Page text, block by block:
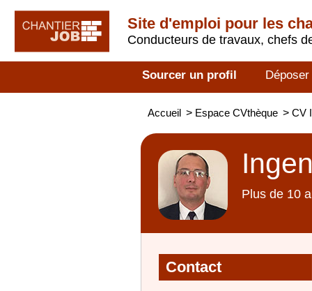
Site d'emploi pour les
Conducteurs de travaux, chefs
Sourcer un profil
Accueil > Espace CVthèque > CV
Plus de 10
Contact